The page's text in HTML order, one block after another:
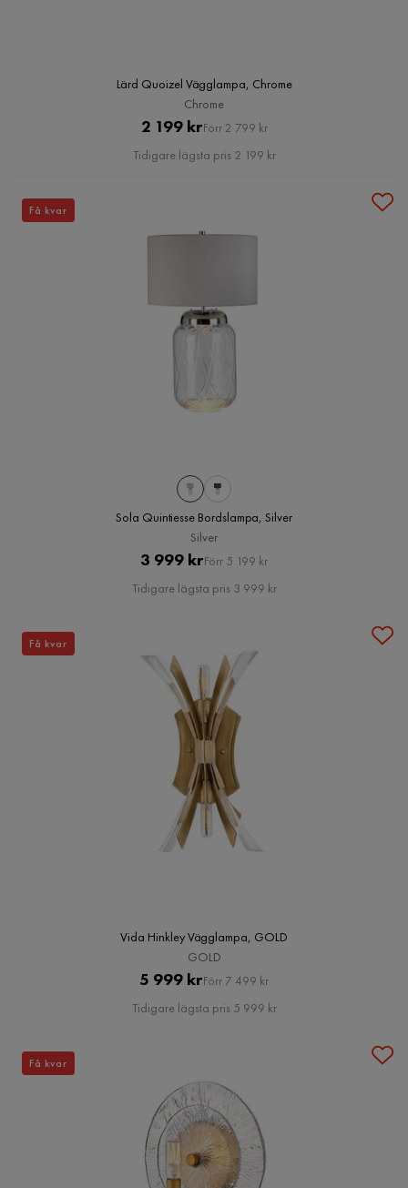
Lärd Quoizel Vägglampa, Chrome
Chrome
Pris
2 199 krOriginal
Pris
Förr 2 799 kr
Tidigare lägsta pris 2 199 kr
Sola Quintiesse Bordslampa, Silver
Silver
Pris
3 999 krOriginal
Pris
Förr 5 199 kr
Tidigare lägsta pris 3 999 kr
Få kvar
Vida Hinkley Vägglampa, GOLD
GOLD
Pris
5 999 krOriginal
Pris
Förr 7 499 kr
Tidigare lägsta pris 5 999 kr
Få kvar
Få kvar